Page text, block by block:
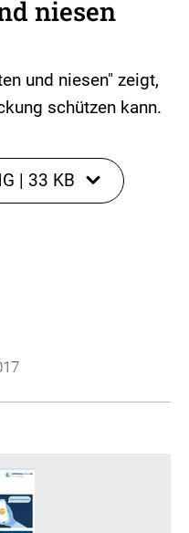
niesen
und niesen" zeigt,
schützen kann.
| 33 KB